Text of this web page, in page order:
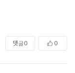
댓글0 0